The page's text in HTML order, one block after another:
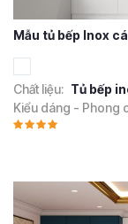
Mẫu tủ bếp Inox
Chất liệu: Tủ bếp
Kiểu dáng - Phong